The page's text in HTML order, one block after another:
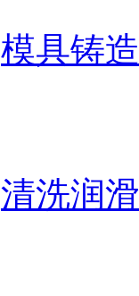
模具铸造
清洗润滑